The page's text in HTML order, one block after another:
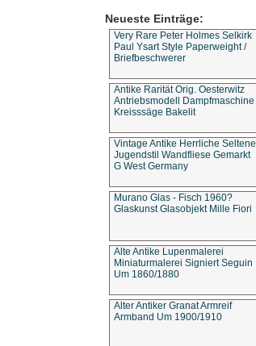
Neueste Einträge:
Very Rare Peter Holmes Selkirk
Paul Ysart Style Paperweight /
Briefbeschwerer
Antike Rarität Orig. Oesterwitz
Antriebsmodell Dampfmaschine
Kreisssäge Bakelit
Vintage Antike Herrliche Seltene
Jugendstil Wandfliese Gemarkt
G West Germany
Murano Glas - Fisch 1960?
Glaskunst Glasobjekt Mille Fiori
Alte Antike Lupenmalerei
Miniaturmalerei Signiert Seguin
Um 1860/1880
Alter Antiker Granat Armreif
Armband Um 1900/1910